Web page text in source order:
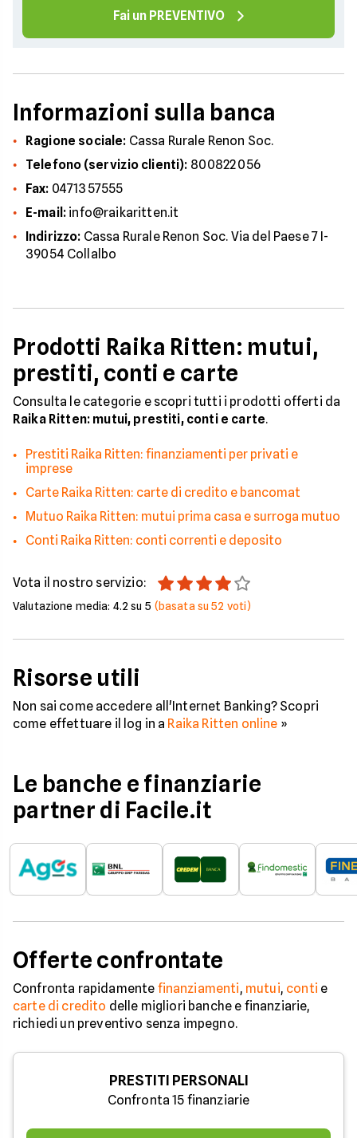
Fai un PREVENTIVO
Informazioni sulla banca
Ragione sociale: Cassa Rurale Renon Soc.
Telefono (servizio clienti): 800822056
Fax: 0471357555
E-mail: info@raikaritten.it
Indirizzo: Cassa Rurale Renon Soc. Via del Paese 7 I-
39054 Collalbo
Prodotti Raika Ritten: mutui,
prestiti, conti e carte
Consulta le categorie e scopri tutti i prodotti offerti da
Raika Ritten: mutui, prestiti, conti e carte.
Prestiti Raika Ritten: finanziamenti per privati e
imprese
Carte Raika Ritten: carte di credito e bancomat
Mutuo Raika Ritten: mutui prima casa e surroga mutuo
Conti Raika Ritten: conti correnti e deposito
Vota il nostro servizio:
Valutazione media: 4.2 su 5 (basata su52 voti)
Risorse utili
Non sai come accedere all'Internet Banking? Scopri
come effettuare il log in a Raika Ritten online »
Le banche e finanziarie
partner di Facile.it
Offerte confrontate
Confronta rapidamente finanziamenti, mutui, conti e
carte di credito delle migliori banche e finanziarie,
richiedi un preventivo senza impegno.
PRESTITI PERSONALI
Confronta 15 finanziarie